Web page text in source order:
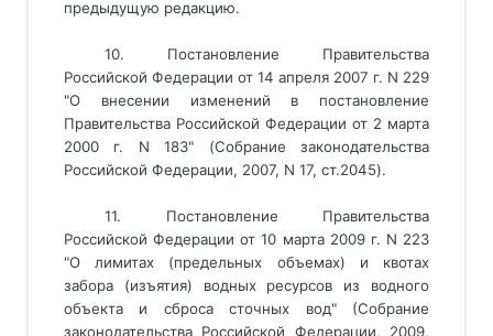
предыдущую редакцию.
10. Постановление Правительства
Российской Федерации от 14 апреля 2007 г. N 229
"О внесении изменений в постановление
Правительства Российской Федерации от 2 марта
2000 г. N 183" (Собрание законодательства
Российской Федерации, 2007, N 17, ст.2045).
11. Постановление Правительства
Российской Федерации от 10 марта 2009 г. N 223
"О лимитах (предельных объемах) и квотах
забора (изъятия) водных ресурсов из водного
объекта и сброса сточных вод" (Собрание
законодательства Российской Федерации, 2009,